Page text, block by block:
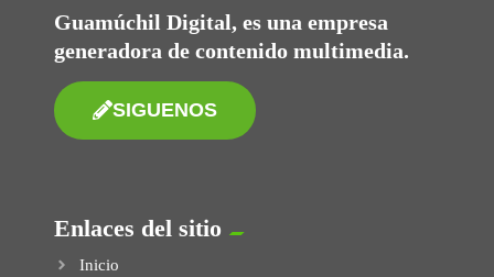
Guamúchil Digital, es una empresa
generadora de contenido multimedia.
SIGUENOS
Enlaces del sitio
Inicio